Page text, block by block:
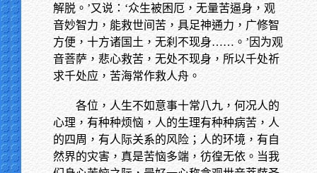
解脱。’又说：‘众生被困厄，无量苦逼身，观
音妙智力，能救世间苦，具足神通力，广修智
方便，十方诸国土，无刹不现身……。’因为观
音菩萨，悲心救苦，无处不现身，所以千处祈
求千处应，苦海常作救人舟。
各位，人生不如意事十常八九，何况人的
心理，有种种烦恼，人的生理有种种病苦，人
的四周，有人际关系的风险；人的环境，有自
然界的灾害，真是苦恼多端，彷徨无依。当我